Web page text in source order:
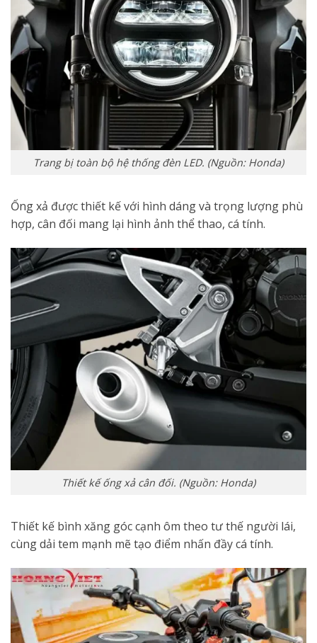
Trang bị toàn bộ hệ thống đèn LED. (Nguồn: Honda)
Ống xả được thiết kế với hình dáng và trọng lượng phù
hợp, cân đối mang lại hình ảnh thể thao, cá tính.
Thiết kế ống xả cân đối. (Nguồn: Honda)
Thiết kế bình xăng góc cạnh ôm theo tư thế người lái,
cùng dải tem mạnh mẽ tạo điểm nhấn đầy cá tính.